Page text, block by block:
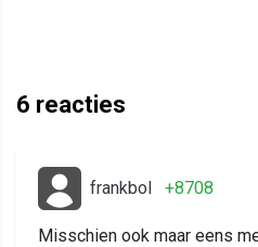
6 reacties
frankbol +8708
Misschien ook maar eens